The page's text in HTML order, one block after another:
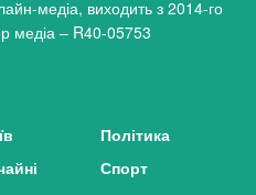
медіа, виходить з 2014-го
медіа – R40-05753
Політика
Спорт